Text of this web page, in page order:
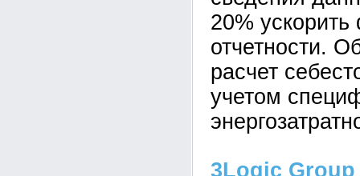
20%
отчетности.
расчет
учетом
3Logic Group